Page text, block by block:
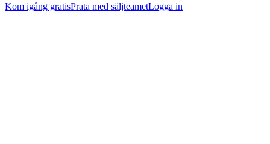
Kom igång gratisPrata med säljteametLogga in